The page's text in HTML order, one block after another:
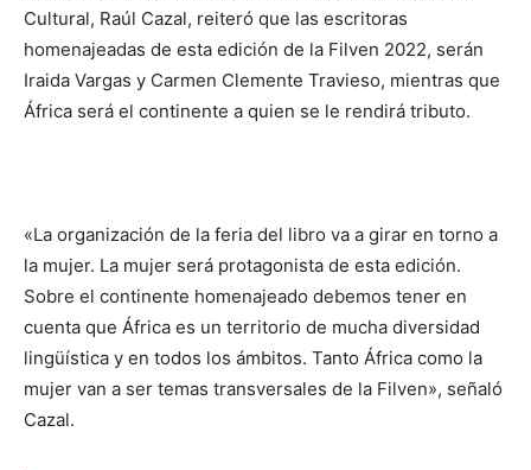
Cultural, Raúl Cazal, reiteró que las escritoras
homenajeadas de esta edición de la Filven 2022, serán
Iraida Vargas y Carmen Clemente Travieso, mientras que
África será el continente a quien se le rendirá tributo.
«La organización de la feria del libro va a girar en torno a
la mujer. La mujer será protagonista de esta edición.
Sobre el continente homenajeado debemos tener en
cuenta que África es un territorio de mucha diversidad
lingüística y en todos los ámbitos. Tanto África como la
mujer van a ser temas transversales de la Filven», señaló
Cazal.